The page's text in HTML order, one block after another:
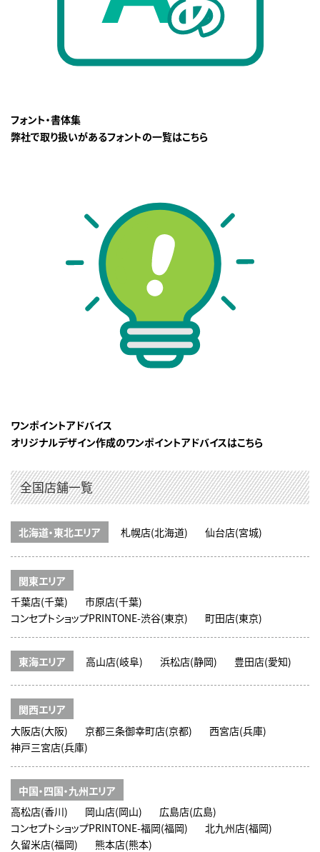
フォント・書体集
弊社で取り扱いがあるフォントの一覧はこちら
ワンポイントアドバイス
オリジナルデザイン作成のワンポイントアドバイスはこちら
全国店舗一覧
北海道・東北エリア 札幌店(北海道) 仙台店(宮城)
関東エリア
千葉店(千葉)
市原店(千葉)
コンセプトショップPRINTONE-渋谷(東京)
町田店(東京)
東海エリア 高山店(岐阜) 浜松店(静岡) 豊田店(愛知)
関西エリア
大阪店(大阪)
京都三条御幸町店(京都)
西宮店(兵庫)
神戸三宮店(兵庫)
中国・四国・九州エリア
高松店(香川)
岡山店(岡山)
広島店(広島)
コンセプトショップPRINTONE-福岡(福岡)
北九州店(福岡)
久留米店(福岡)
熊本店(熊本)